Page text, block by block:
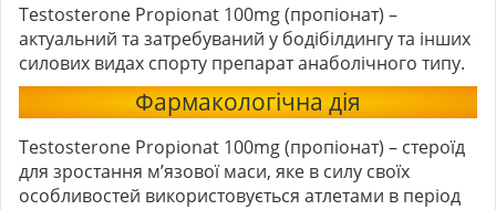
Testosterone Propionat 100mg (пропіонат) –
актуальний та затребуваний у бодібілдингу та інших
силових видах спорту препарат анаболічного типу.
Фармакологічна дія
Testosterone Propionat 100mg (пропіонат) – стероїд
для зростання м’язової маси, яке в силу своїх
особливостей використовується атлетами в період